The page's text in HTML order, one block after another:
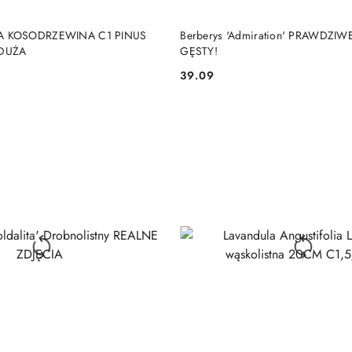
KOSODRZEWINA C1 PINUS
DO KOSZYKA
Berberys 'Admiration'
GĘSTY!
Cena:
39.09
DO KOSZYKA